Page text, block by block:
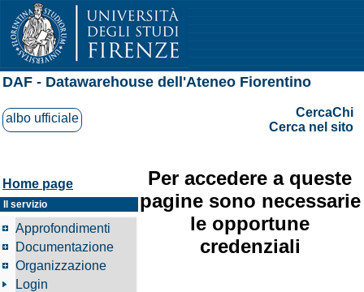
DAF - Datawarehouse dell'Ateneo Fiorentino
albo ufficiale
CercaChi
Cerca nel sito
Home page
Il servizio
Approfondimenti
Documentazione
Organizzazione
Login
Per accedere a queste
pagine sono necessarie
le opportune
credenziali